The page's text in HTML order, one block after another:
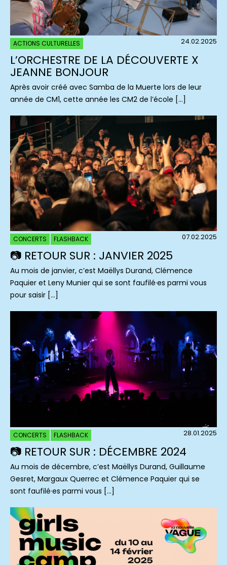
ACTIONS CULTURELLES 24.02.2025
L’ORCHESTRE DE LA DÉCOUVERTE X
JEANNE BONJOUR
Après avoir créé avec Samba de la Muerte lors de leur
année de CM1, cette année les CM2 de l’école […]
CONCERTS FLASHBACK 07.02.2025
📷 RETOUR SUR : JANVIER 2025
Au mois de janvier, c’est Maëllys Durand, Clémence
Paquier et Leny Munier qui se sont faufilé·es parmi vous
pour saisir […]
CONCERTS FLASHBACK 28.01.2025
📷 RETOUR SUR : DÉCEMBRE 2024
Au mois de décembre, c’est Maëllys Durand, Guillaume
Gesret, Margaux Querrec et Clémence Paquier qui se
sont faufilé·es parmi vous […]